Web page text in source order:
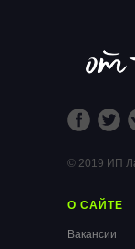
О САЙТЕ
Вакансии
© 2019 ИП